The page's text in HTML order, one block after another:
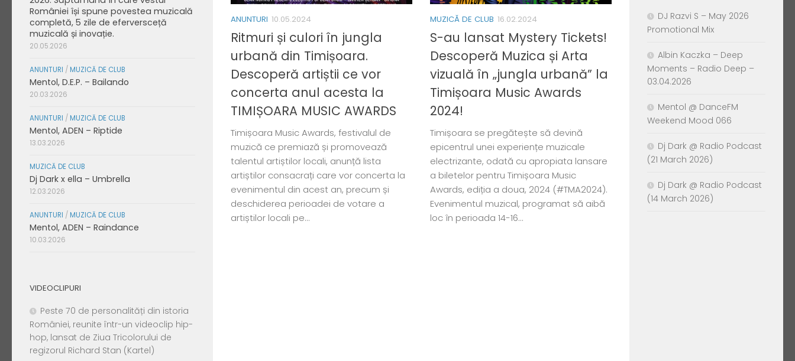
ANUNTURI 10.05.2024
Ritmuri și culori în jungla
urbană din Timișoara.
Descoperă artiștii ce vor
concerta anul acesta la
TIMIȘOARA MUSIC AWARDS
Timișoara Music Awards, festivalul de
muzică ce premiază și promovează
talentul artiștilor locali, anunță lista
artiștilor consacrați care vor concerta la
evenimentul din acest an, precum și
deschiderea perioadei de votare a
artiștilor locali pe...
MUZICĂ DE CLUB 16.02.2024
S-au lansat Mystery Tickets!
Descoperă Muzica și Arta
vizuală în „jungla urbană” la
Timișoara Music Awards
2024!
Timișoara se pregătește să devină
epicentrul unei experiențe muzicale
electrizante, odată cu apropiata lansare
a biletelor pentru Timișoara Music
Awards, ediția a doua, 2024 (#TMA2024).
Evenimentul muzical, programat să aibă
loc în perioada 14-16...
României își spune povestea muzicală
completă, 5 zile de eferversceță
muzicală și inovație.
20.05.2026
ANUNTURI / MUZICĂ DE CLUB
Mentol, D.E.P. – Bailando
20.03.2026
ANUNTURI / MUZICĂ DE CLUB
Mentol, ADEN – Riptide
13.03.2026
MUZICĂ DE CLUB
Dj Dark x ella – Umbrella
12.03.2026
ANUNTURI / MUZICĂ DE CLUB
Mentol, ADEN – Raindance
10.03.2026
VIDEOCLIPURI
Peste 70 de personalități din istoria
României, reunite într-un videoclip hip-
hop, lansat de Ziua Tricolorului de
regizorul Richard Stan (Kartel)
DJ Razvi S – May 2026
Promotional Mix
Albin Kaczka – Deep
Moments – Radio Deep –
03.04.2026
Mentol @ DanceFM
Weekend Mood 066
Dj Dark @ Radio Podcast
(21 March 2026)
Dj Dark @ Radio Podcast
(14 March 2026)